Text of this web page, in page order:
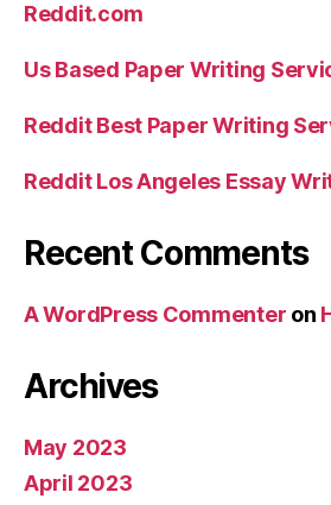
Reddit.com
Us Based Paper Writing
Reddit Best Paper Writing
Reddit Los Angeles Essay
Recent Comments
A WordPress Commenter on
Archives
May 2023
April 2023